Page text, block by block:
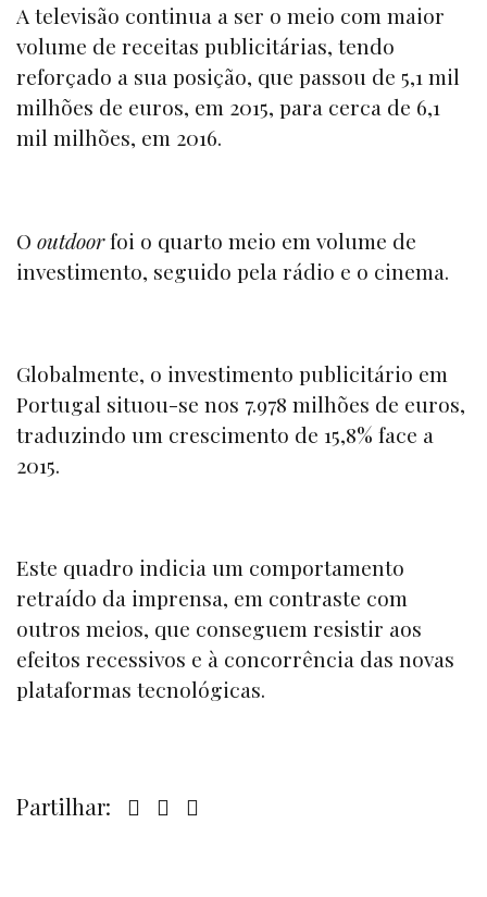
A televisão continua a ser o meio com maior
volume de receitas publicitárias, tendo
reforçado a sua posição, que passou de 5,1 mil
milhões de euros, em 2015, para cerca de 6,1
mil milhões, em 2016.
O outdoorfoi o quarto meio em volume de
investimento, seguido pela rádio e o cinema.
Globalmente, o investimento publicitário em
Portugal situou-se nos 7.978 milhões de euros,
traduzindo um crescimento de 15,8% face a
2015.
Este quadro indicia um comportamento
retraído da imprensa, em contraste com
outros meios, que conseguem resistir aos
efeitos recessivos e à concorrência das novas
plataformas tecnológicas.
Partilhar: